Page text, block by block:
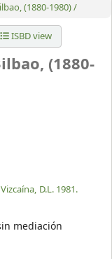
(1880-1980) /
ISBD view
(1880-
D.L. 1981.
mediación